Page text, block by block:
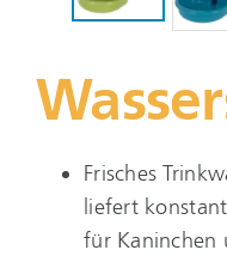
Frisches
liefert
für Kaninchen